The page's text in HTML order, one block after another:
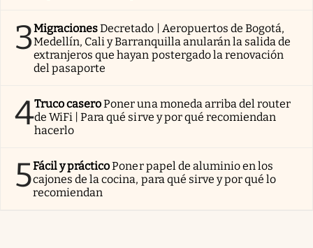
3MigracionesDecretado | Aeropuertos de Bogotá,
Medellín, Cali y Barranquilla anularán la salida de
extranjeros que hayan postergado la renovación
del pasaporte
4Truco caseroPoner una moneda arriba del router
de WiFi | Para qué sirve y por qué recomiendan
hacerlo
5Fácil y prácticoPoner papel de aluminio en los
cajones de la cocina, para qué sirve y por qué lo
recomiendan